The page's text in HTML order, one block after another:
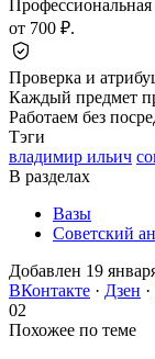
Профессиональная
от 700 ₽.
Проверка и
Каждый предмет
Работаем без
Тэги
владимир ильич
В разделах
Вазы
Советский
Добавлен 19
ВКонтакте · Дзен ·
02
Похожее по теме